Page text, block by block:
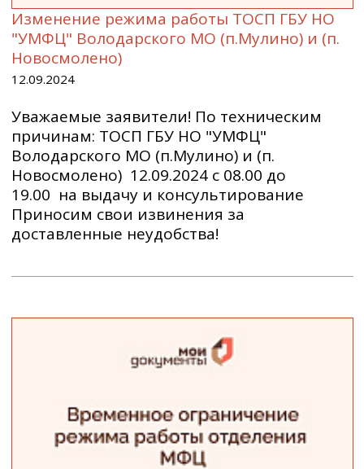
Изменение режима работы ТОСП ГБУ НО
"УМФЦ" Володарского МО (п.Мулино) и (п.
Новосмолено)
12.09.2024
Уважаемые заявители! По техническим
причинам: ТОСП ГБУ НО "УМФЦ"
Володарского МО (п.Мулино) и (п.
Новосмолено) 12.09.2024 с 08.00 до
19.00 на выдачу и консультирование
Приносим свои извинения за
доставленные неудобства!